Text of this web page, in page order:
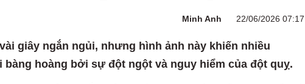
Minh Anh 22/06/2026 07:17
giây ngắn ngủi, nhưng hình ảnh này khiến nhiều
hoàng bởi sự đột ngột và nguy hiểm của đột quỵ.